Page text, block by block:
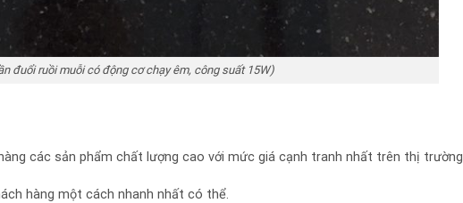
đuổi ruồi muỗi có động cơ chạy êm, công suất 15W)
các sản phẩm chất lượng cao với mức giá cạnh tranh nhất trên thị trường
hàng một cách nhanh nhất có thể.